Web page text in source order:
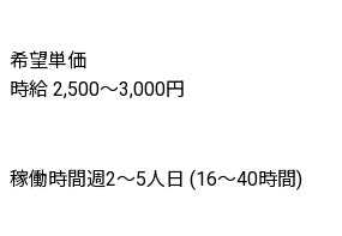
希望単価
時給 2,500〜3,000円
稼働時間週2〜5人日 (16〜40時間)